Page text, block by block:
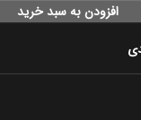
افزودن به سبد خرید